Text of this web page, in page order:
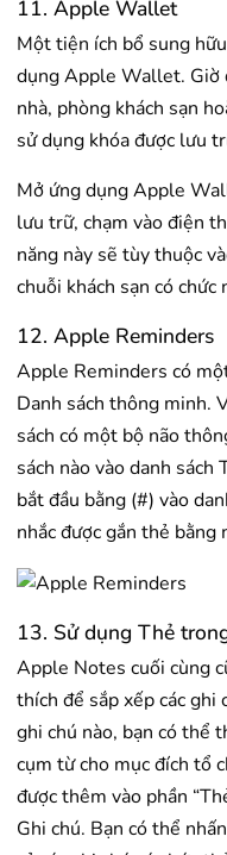
11. Apple Wallet
Một tiện ích bổ sung
dụng Apple Wallet. Giờ
nhà, phòng khách sạn
sử dụng khóa được lưu
Mở ứng dụng Apple
lưu trữ, chạm vào điện
năng này sẽ tùy thuộc
chuỗi khách sạn có chức
12. Apple Reminders
Apple Reminders có
Danh sách thông minh.
sách có một bộ não
sách nào vào danh
bắt đầu bằng (#) vào
nhắc được gắn thẻ
13. Sử dụng Thẻ
Apple Notes cuối cùng
thích để sắp xếp các ghi
ghi chú nào, bạn có thể
cụm từ cho mục đích tổ
được thêm vào phần
Ghi chú. Bạn có thể